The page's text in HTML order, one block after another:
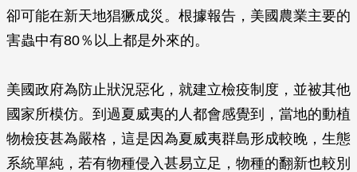
卻可能在新天地猖獗成災。根據報告，美國農業主要的
害蟲中有80％以上都是外來的。
美國政府為防止狀況惡化，就建立檢疫制度，並被其他
國家所模仿。到過夏威夷的人都會感覺到，當地的動植
物檢疫甚為嚴格，這是因為夏威夷群島形成較晚，生態
系統單純，若有物種侵入甚易立足，物種的翻新也較別